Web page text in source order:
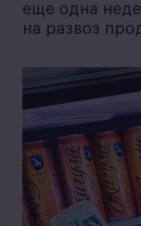
еще одна
на развоз